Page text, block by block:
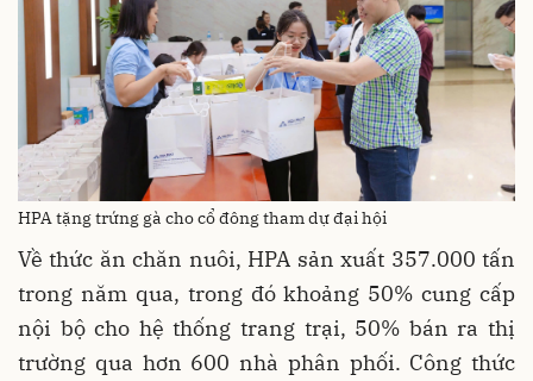
HPA tặng trứng gà cho cổ đông tham dự đại hội
Về thức ăn chăn nuôi, HPA sản xuất 357.000 tấn
trong năm qua, trong đó khoảng 50% cung cấp
nội bộ cho hệ thống trang trại, 50% bán ra thị
trường qua hơn 600 nhà phân phối. Công thức